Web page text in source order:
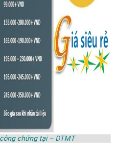
chứng tại – DTMT